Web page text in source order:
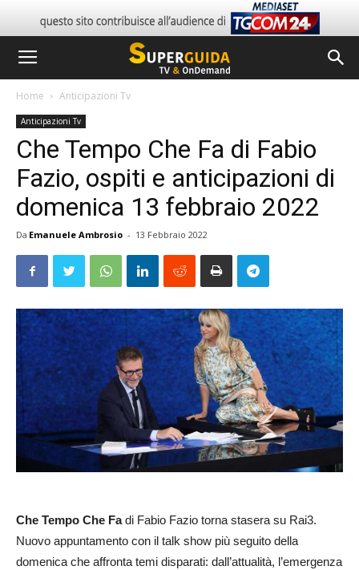
Home Anticipazioni Tv
Anticipazioni Tv
Che Tempo Che Fa di Fabio
Fazio, ospiti e anticipazioni di
domenica 13 febbraio 2022
Da Emanuele Ambrosio - 13 Febbraio 2022
Che Tempo Che Fadi Fabio Fazio torna stasera su Rai3.
Nuovo appuntamento con il talk show più seguito della
domenica che affronta temi disparati: dall’attualità, l’emergenza